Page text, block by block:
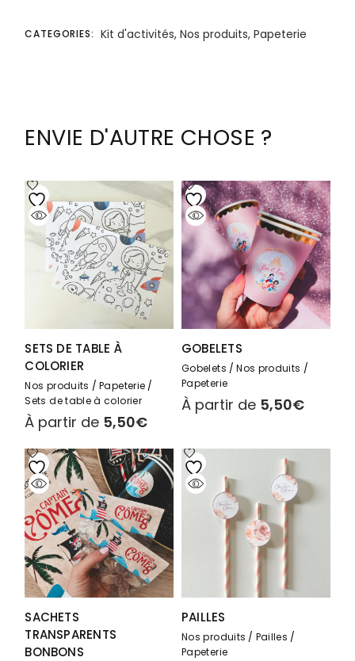
CATEGORIES: Kit d'activités, Nos produits, Papeterie
ENVIE D'AUTRE CHOSE ?
SETS DE TABLE À
COLORIER
Nos produits
Papeterie
Sets de table à colorier
À partir de 5,50€
GOBELETS
Gobelets
Nos produits
Papeterie
À partir de 5,50€
SACHETS
TRANSPARENTS
BONBONS
PAILLES
Nos produits
Pailles
Papeterie